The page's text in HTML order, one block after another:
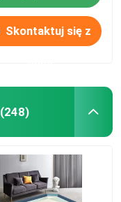
Skontaktuj się z
(248)